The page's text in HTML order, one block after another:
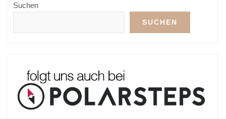
Suchen
SUCHEN